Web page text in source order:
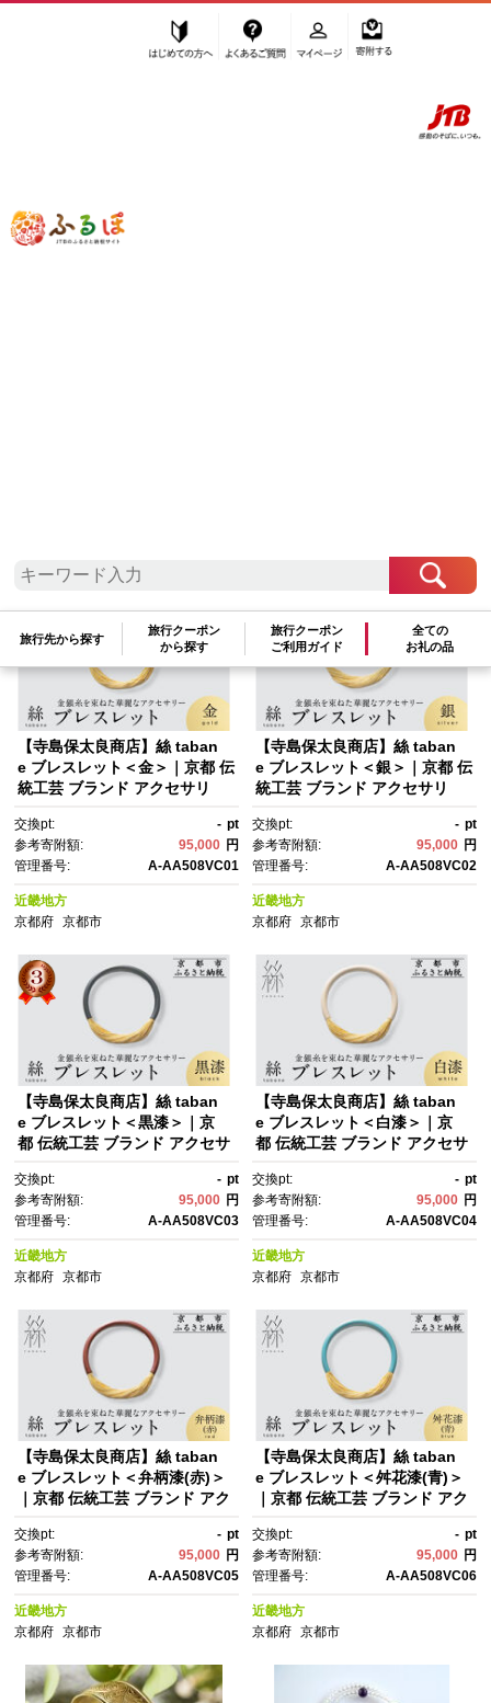
ふるぽ JTBのふるさと納税サイト
旅行先から探す
旅行クーポン
から探す
旅行クーポン
ご利用ガイド
全ての
お礼の品
「ふるさと納税」TOP
アクセサリー
ブレスレット
参考寄附額順
【寺島保太良商店】絲 taban
e ブレスレット＜金＞｜京都 伝
統工芸 ブランド アクセサリ
用したブレスレット 華やか 高
級 おしゃれ おすすめ 金 銀 宝
飾品 ギフト プレゼント 贈答 お
取り寄せ 通販 送料無料 ふるさ
と納税 ]
交換pt: - pt
参考寄附額:
95,000 円
管理番号:
A-AA508VC01
近畿地方
京都府
京都市
【寺島保太良商店】絲 taban
e ブレスレット＜銀＞｜京都 伝
統工芸 ブランド アクセサリ
用したブレスレット 華やか 高
級 おしゃれ おすすめ 金 銀 宝
飾品 ギフト プレゼント 贈答 お
取り寄せ 通販 送料無料 ふるさ
と納税 ]
交換pt: - pt
参考寄附額:
95,000 円
管理番号:
A-AA508VC02
近畿地方
京都府 京都市
【寺島保太良商店】絲 taban
e ブレスレット＜黒漆＞｜京
都 伝統工芸 ブランド アクセサ
使用したブレスレット 華や
か 高級 おしゃれ おすす
め 金 銀 宝飾品 ギフト プレゼ
ント 贈答 お取り寄せ 通販 送料
無料 ふるさと納税 ]
交換pt: - pt
参考寄附額:
95,000 円
管理番号:
A-AA508VC03
近畿地方
京都府
京都市
【寺島保太良商店】絲 taban
e ブレスレット＜白漆＞｜京
都 伝統工芸 ブランド アクセサ
使用したブレスレット 華や
か 高級 おしゃれ おすす
め 金 銀 宝飾品 ギフト プレゼ
ント 贈答 お取り寄せ 通販 送料
無料 ふるさと納税 ]
交換pt: - pt
参考寄附額:
95,000 円
管理番号:
A-AA508VC04
近畿地方
京都府 京都市
【寺島保太良商店】絲 taban
e ブレスレット＜弁柄漆(赤)＞
｜京都 伝統工芸 ブランド アク
沢に使用したブレスレット 華
やか 高級 おしゃれ おすす
め 金 銀 宝飾品 ギフト プレゼ
ント 贈答 お取り寄せ 通販 送料
無料 ふるさと納税 ]
交換pt: - pt
参考寄附額:
95,000 円
管理番号:
A-AA508VC05
近畿地方
京都府
京都市
【寺島保太良商店】絲 taban
e ブレスレット＜舛花漆(青)＞
｜京都 伝統工芸 ブランド アク
沢に使用したブレスレット 華
やか 高級 おしゃれ おすす
め 金 銀 宝飾品 ギフト プレゼ
ント 贈答 お取り寄せ 通販 送料
無料 ふるさと納税 ]
交換pt: - pt
参考寄附額:
95,000 円
管理番号:
A-AA508VC06
近畿地方
京都府 京都市